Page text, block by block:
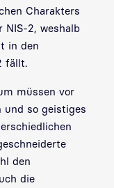
Charakters
NIS-2, weshalb
in den
fällt.
müssen vor
und so geistiges
den
die